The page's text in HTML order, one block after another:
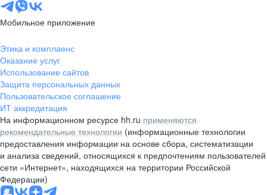
Мобильное приложение
Этика и комплаенс
Оказание услуг
Использование сайтов
Защита персональных данных
Пользовательское соглашение
ИТ аккредитация
На информационном ресурсе hh.ru применяются
рекомендательные технологии (информационные технологии
предоставления информации на основе сбора, систематизации
и анализа сведений, относящихся к предпочтениям пользователей
сети «Интернет», находящихся на территории Российской
Федерации)